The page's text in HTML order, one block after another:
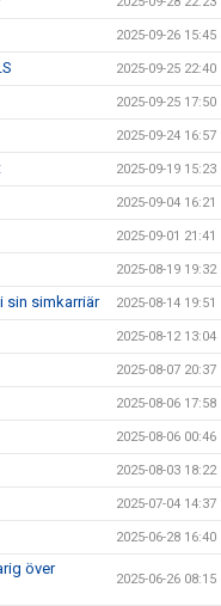
2025-09-26 15:45
2025-09-25 22:40
2025-09-25 17:50
2025-09-24 16:57
2025-09-19 15:23
2025-09-04 16:21
2025-09-01 21:41
2025-08-19 19:32
sin simkarriär 2025-08-14 19:51
2025-08-12 13:04
2025-08-07 20:37
2025-08-06 17:58
2025-08-06 00:46
2025-08-03 18:22
2025-07-04 14:37
2025-06-28 16:40
över
2025-06-26 08:15